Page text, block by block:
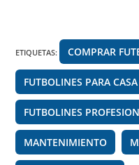
b
o
o
k
a
m
A
p
p
ETIQUETAS: COMPRAR
FUTBOLINES PARA CASA
FUTBOLINES
MANTENIMIENTO